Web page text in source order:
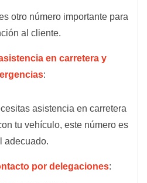
otro número importante para
al cliente.
en carretera y
:
asistencia en carretera
tu vehículo, este número es
adecuado.
por delegaciones: